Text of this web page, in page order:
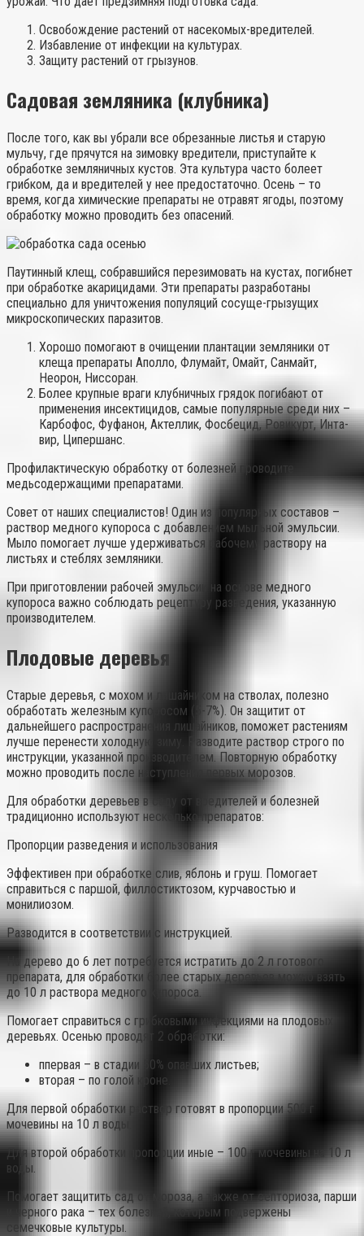
Освобождение растений от насекомых-вредителей.
Избавление от инфекции на культурах.
Защиту растений от грызунов.
Садовая земляника (клубника)
После того, как вы убрали все обрезанные листья и старую
мульчу, где прячутся на зимовку вредители, приступайте к
обработке земляничных кустов. Эта культура часто болеет
грибком, да и вредителей у нее предостаточно. Осень – то
время, когда химические препараты не отравят ягоды, поэтому
обработку можно проводить без опасений.
Паутинный клещ, собравшийся перезимовать на кустах, погибнет
при обработке акарицидами. Эти препараты разработаны
специально для уничтожения популяций сосуще-грызущих
микроскопических паразитов.
Хорошо помогают в очищении плантации земляники от
клеща препараты Аполло, Флумайт, Омайт, Санмайт,
Неорон, Ниссоран.
Более крупные враги клубничных грядок погибают от
применения инсектицидов, самые популярные среди них –
Карбофос, Фуфанон, Актеллик, Фосбецид, Ровикурт, Инта-
вир, Ципершанс.
Профилактическую обработку от болезней проводите
медьсодержащими препаратами.
Совет от наших специалистов! Один из популярных составов –
раствор медного купороса с добавлением мыльной эмульсии.
Мыло помогает лучше удерживаться рабочему раствору на
листьях и стеблях земляники.
При приготовлении рабочей эмульсии на основе медного
купороса важно соблюдать рецептуру разведения, указанную
производителем.
Плодовые деревья
Старые деревья, с мохом и лишайником на стволах, полезно
обработать железным купоросом (5-7%). Он защитит от
дальнейшего распространения лишайников, поможет растениям
лучше перенести холодную зиму. Разводите раствор строго по
инструкции, указанной производителем. Повторную обработку
можно проводить после наступления первых морозов.
Для обработки деревьев в саду от вредителей и болезней
традиционно используют несколько препаратов:
Пропорции разведения и использования
Эффективен при обработке слив, яблонь и груш. Помогает
справиться с паршой, филлостиктозом, курчавостью и
монилиозом.
Разводится в соответствии с инструкцией.
На дерево до 6 лет потребуется истратить до 2 л готового
препарата, для обработки более старых деревьев можно взять
до 10 л раствора медного купороса.
Помогает справиться с грибковыми инфекциями на плодовых
деревьях. Осенью проводят 2 обработки:
ппервая – в стадии 50% опавших листьев;
вторая – по голой кроне.
Для первой обработки раствор готовят в пропорции 500 г
мочевины на 10 л воды.
Для второй обработки пропорции иные – 100 г мочевины на 10 л
воды.
Помогает защитить сад от мороза, а также от септориоза, парши
и черного рака – тех болезней, которым подвержены
семечковые культуры.